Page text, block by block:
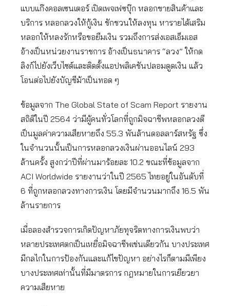
แบบแก๊งคอลเซนเตอร์ เปิดเพจเฟซบุ๊ก หลอกขายสินค้าและ
บริการ หลอกลวงให้กู้เงิน ชักชวนให้ลงทุน หารายได้เสริม
หลอกให้หลงรักหรือขอยืมเงิน รวมถึงการส่งเอสเอ็มเอส
อ้างเป็นหน่วยงานราชการ อ้างเป็นธนาคาร “ลวง” ให้กด
ลิงก์ไปยังเว็บไซต์และติดตั้งแอปพลิเคชันปลอมดูดเงิน แล้ว
โอนต่อไปยังบัญชีม้าเป็นทอด ๆ
ข้อมูลจาก The Global State of Scam Report รายงาน
สถิติในปี 2564 ว่ามีผู้คนทั่วโลกที่ถูกมิจฉาชีพหลอกลวงตี
เป็นมูลค่าความเสียหายถึง 55.3 พันล้านดอลลาร์สหรัฐ ซึ่ง
ในจำนวนนั้นเป็นการหลอกลวงเงินผ่านออนไลน์ 293
ล้านครั้ง สูงกว่าปีที่ผ่านมาร้อยละ 10.2 ขณะที่ข้อมูลจาก
ACI Worldwide รายงานว่าในปี 2565 ไทยอยู่ในอันดับที่
6 ที่ถูกหลอกลวงทางการเงิน โดยมีจำนวนมากถึง 16.5 พัน
ล้านรายการ
เมื่อลองสำรวจการเกิดปัญหาภัยทุจริตทางการเงินพบว่า
หลายประเทศตกเป็นเหยื่อมิจฉาชีพเช่นเดียวกัน บางประเทศ
มีกลไกในการป้องกันและแก้ไขปัญหา อย่างไรก็ตามมีเพียง
บางประเทศเท่านั้นที่มีมาตรการ กฎหมายในการเยียวยา
ความเสียหาย